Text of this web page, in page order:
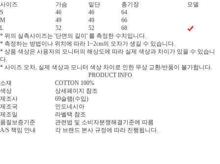
사이즈 가슴 밑단 총기장
모델
S
46 46
64
M
49 49
66
L
52 52
68
* 위의 실측사이즈는 '단면의 길이' 를 측정한 수치입니다.
* 측정하는 방법이나 위치에 따라 1~2cm의 오차가 생길 수 있습니다.
* 상품 색상은 사용자의 모니터의 해상도에 따라 실제 색상과 차이가 있을 수 있습니
다.
* 사이즈 오차, 실제 색상과 모니터 색상 차이로 인한 무상 교환/반품이 불가합니다.
PRODUCT INFO
소재
COTTON 100%
색상
상세페이지 참조
제조사
69슬램(수입)
제조국
인도네시아
제조일
라벨택 참조
품질보증기준
관련법 및 소비자분쟁해결기준에 따름
A/S 책임 안내
각 브랜드 본사 규정에 따라 진행됩니다.